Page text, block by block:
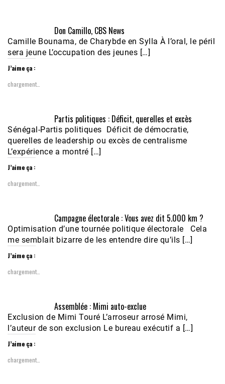
Don Camillo, CBS News
Camille Bounama, de Charybde en Sylla À l’oral, le péril
sera jeune L’occupation des jeunes […]
J’aime ça :
chargement…
Partis politiques : Déficit, querelles et excès
Sénégal-Partis politiques Déficit de démocratie,
querelles de leadership ou excès de centralisme
L’expérience a montré […]
J’aime ça :
chargement…
Campagne électorale : Vous avez dit 5.000 km ?
Optimisation d’une tournée politique électorale Cela
me semblait bizarre de les entendre dire qu’ils […]
J’aime ça :
chargement…
Assemblée : Mimi auto-exclue
Exclusion de Mimi Touré L’arroseur arrosé Mimi,
l’auteur de son exclusion Le bureau exécutif a […]
J’aime ça :
chargement…